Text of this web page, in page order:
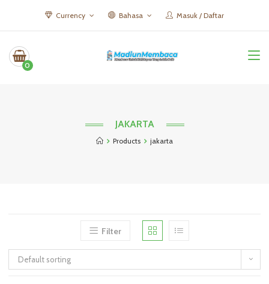
Currency Bahasa Masuk / Daftar
0
JAKARTA
Products jakarta
Filter
Default sorting